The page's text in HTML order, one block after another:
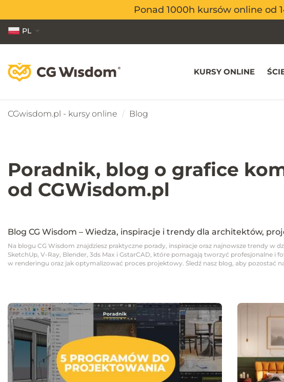
Ponad 1000h kursów online od
Ponad 1000h kursów online od
PL
EN
KURSY ONLINE
CGwisdom.pl - kursy online Blog
Poradnik, blog o grafice
od CGWisdom.pl
Blog CG Wisdom – Wiedza, inspiracje i trendy dla architektów,
Na blogu CG Wisdom znajdziesz praktyczne porady, inspiracje oraz najnowsze trendy
SketchUp, V-Ray, Blender, 3ds Max i GstarCAD, które pomagają tworzyć profesjonalne
w renderingu oraz jak optymalizować proces projektowy. Śledź nasz blog, aby pozostać